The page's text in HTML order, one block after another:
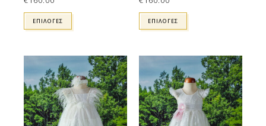
ΕΠΙΛΟΓΕΣ ΕΠΙΛΟΓΕΣ